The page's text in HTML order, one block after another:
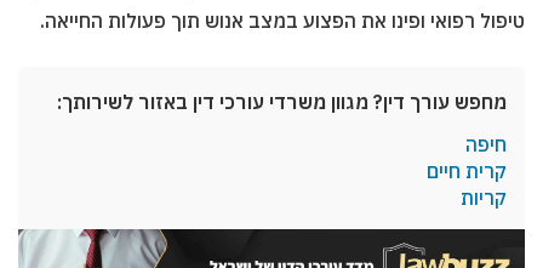
טיפול רפואי ופינו את הפצוע במצב אנוש תוך פעולות החייאה.
מחפש עורך דין? מגוון משרדי עורכי דין באזור לשירותך:
חיפה
קרית חיים
קריות